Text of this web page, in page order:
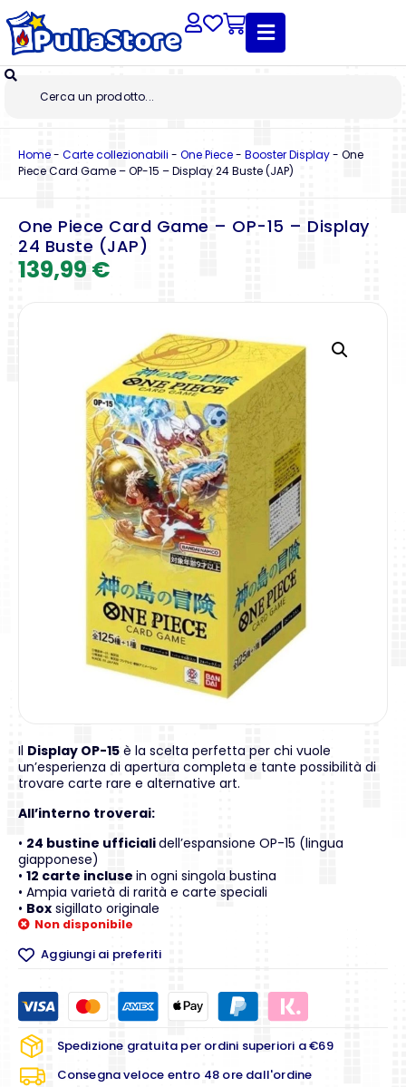
Home- Carte collezionabili - One Piece- Booster Display- One
Piece Card Game – OP-15 – Display 24 Buste (JAP)
One Piece Card Game – OP-15 – Display
24 Buste (JAP)
139,99 €
Il Display OP-15 è la scelta perfetta per chi vuole
un’esperienza di apertura completa e tante possibilità di
trovare carte rare e alternative art.
All’interno troverai:
• 24 bustine ufficialidell’espansione OP-15 (lingua
giapponese)
• 12 carte incluse in ogni singola bustina
• Ampia varietà di rarità e carte speciali
• Box sigillato originale
Non disponibile
Aggiungi ai preferiti
Spedizione gratuita per ordini superiori a €69
Consegna veloce entro 48 ore dall'ordine